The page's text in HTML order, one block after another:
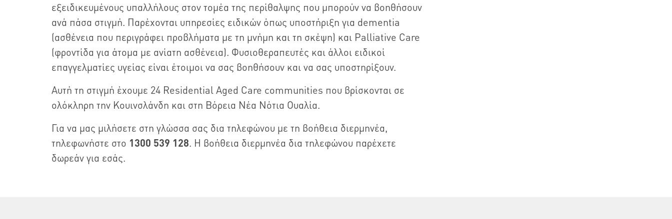
εξειδικευμένους υπαλλήλους στον τομέα της περίθαλψης που μπορούν να βοηθήσουν
ανά πάσα στιγμή. Παρέχονται υπηρεσίες ειδικών όπως υποστήριξη για dementia
(ασθένεια που περιγράφει προβλήματα με τη μνήμη και τη σκέψη) και Palliative Care
(φροντίδα για άτομα με ανίατη ασθένεια). Φυσιοθεραπευτές και άλλοι ειδικοί
επαγγελματίες υγείας είναι έτοιμοι να σας βοηθήσουν και να σας υποστηρίξουν.
Αυτή τη στιγμή έχουμε 24 Residential Aged Care communities που βρίσκονται σε
ολόκληρη την Κουινσλάνδη και στη Βόρεια Νέα Νότια Ουαλία.
Για να μας μιλήσετε στη γλώσσα σας δια τηλεφώνου με τη βοήθεια διερμηνέα,
τηλεφωνήστε στο 1300 539 128. Η βοήθεια διερμηνέα δια τηλεφώνου παρέχετε
δωρεάν για εσάς.